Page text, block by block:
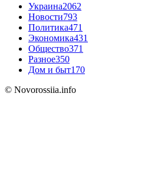
Украина2062
Новости793
Политика471
Экономика431
Общество371
Разное350
Дом и быт170
© Novorossiia.info